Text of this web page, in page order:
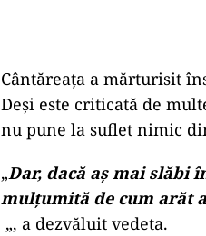
Cântăreața a mărturisit
Deși este criticată de
nu pune la suflet nimic
„Dar, dacă aș mai slăbi
mulțumită de cum arăt
„, a dezvăluit vedeta.